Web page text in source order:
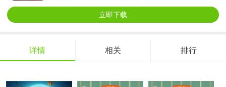
立即下载
详情 相关 排行